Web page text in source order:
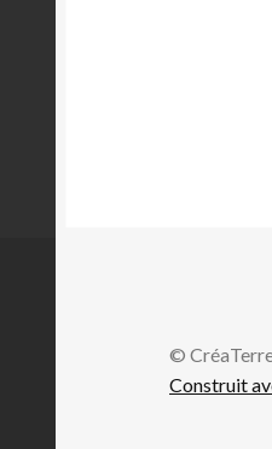
©
Construit